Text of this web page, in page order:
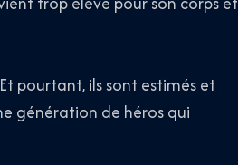
pourtant, ils sont estimés et
génération de héros qui